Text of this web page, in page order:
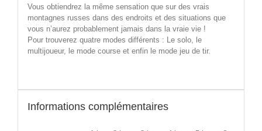
Vous obtiendrez la même sensation que sur des vrais
montagnes russes dans des endroits et des situations que
vous n’aurez probablement jamais dans la vraie vie !
Pour trouverez quatre modes différents : Le solo, le
multijoueur, le mode course et enfin le mode jeu de tir.
Informations complémentaires